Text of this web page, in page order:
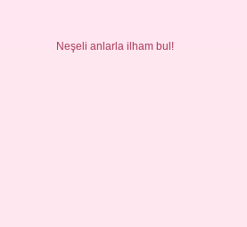
Neşeli anlarla ilham bul!